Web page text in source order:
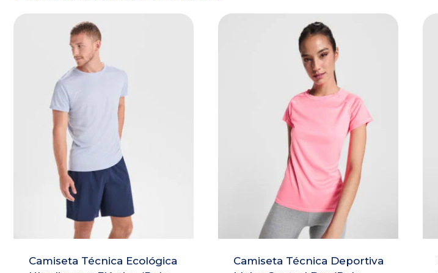
Camiseta Técnica Ecológica
Camiseta Técnica Deportiva